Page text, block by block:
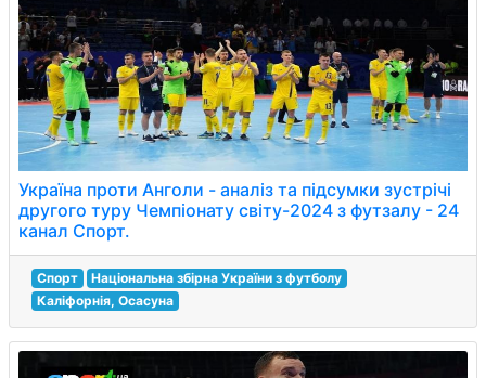
Україна проти Анголи - аналіз та підсумки зустрічі
другого туру Чемпіонату світу-2024 з футзалу - 24
канал Спорт.
Спорт
Національна збірна України з футболу
Каліфорнія, Осасуна